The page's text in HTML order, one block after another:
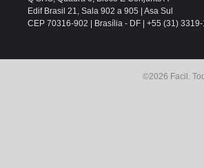
Edif Brasil 21, Sala 902 a 905 | Asa Sul
CEP 70316-902 | Brasília - DF | +55 (31)
©2026 Facil.